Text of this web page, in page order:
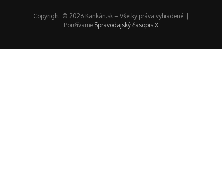
Copyright: © 2026 Kankán.sk – Všetky práva vyhradené. |
Používame Spravodajský časopis X